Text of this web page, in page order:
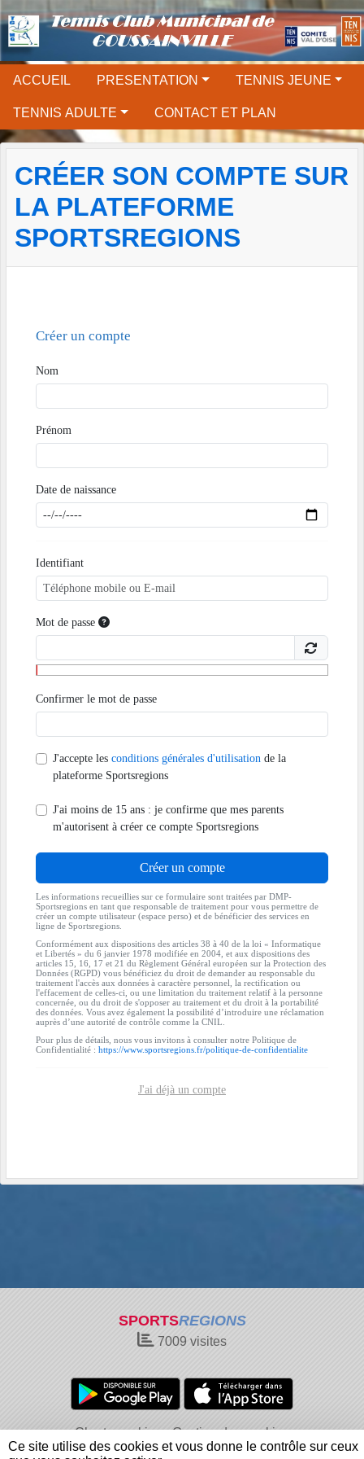
ACCUEIL PRESENTATION TENNIS JEUNE
TENNIS ADULTE CONTACT ET PLAN
CRÉER SON COMPTE SUR
LA PLATEFORME
SPORTSREGIONS
Créer un compte
Nom
Prénom
Date de naissance
Identifiant
Mot de passe
Confirmer le mot de passe
J'accepte les conditions générales d'utilisation de la
plateforme Sportsregions
J'ai moins de 15 ans : je confirme que mes parents
m'autorisent à créer ce compte Sportsregions
Créer un compte
Les informations recueillies sur ce formulaire sont traitées par DMP-
Sportsregions en tant que responsable de traitement pour vous permettre de
créer un compte utilisateur (espace perso) et de bénéficier des services en
ligne de Sportsregions.
Conformément aux dispositions des articles 38 à 40 de la loi « Informatique
et Libertés » du 6 janvier 1978 modifiée en 2004, et aux dispositions des
articles 15, 16, 17 et 21 du Règlement Général européen sur la Protection des
Données (RGPD) vous bénéficiez du droit de demander au responsable du
traitement l'accès aux données à caractère personnel, la rectification ou
l'effacement de celles-ci, ou une limitation du traitement relatif à la personne
concernée, ou du droit de s'opposer au traitement et du droit à la portabilité
des données. Vous avez également la possibilité d’introduire une réclamation
auprès d’une autorité de contrôle comme la CNIL.
Pour plus de détails, nous vous invitons à consulter notre Politique de
Confidentialité : https://www.sportsregions.fr/politique-de-confidentialite
J'ai déjà un compte
SPORTSREGIONS
7009 visites
Charte cookies
Gestion des cookies
Informations légales
Signaler un contenu inapproprié
Panneau de gestion des cookies
Ce site utilise des cookies et vous donne le contrôle sur ceux